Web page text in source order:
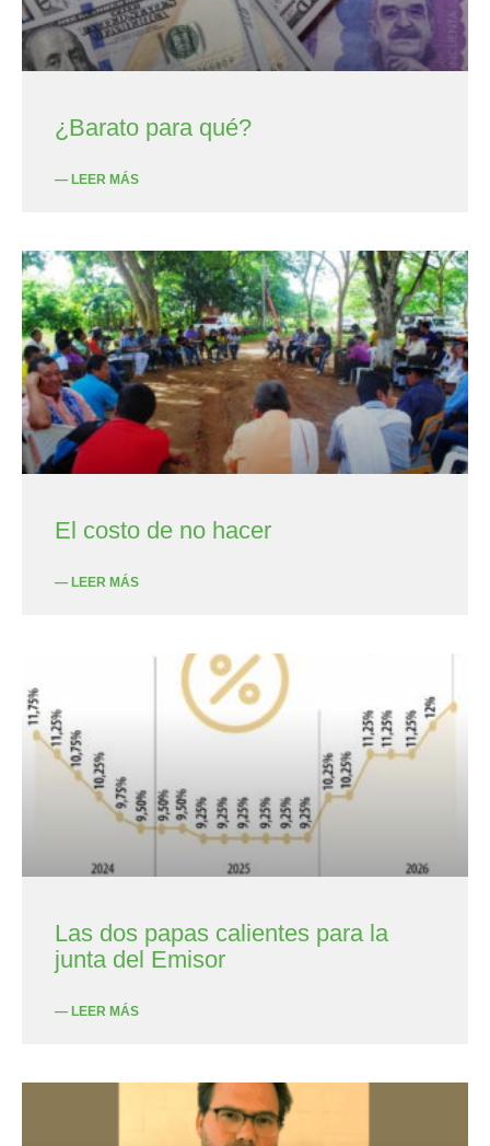
¿Barato para qué?
— LEER MÁS
El costo de no hacer
— LEER MÁS
Las dos papas calientes para la
junta del Emisor
— LEER MÁS